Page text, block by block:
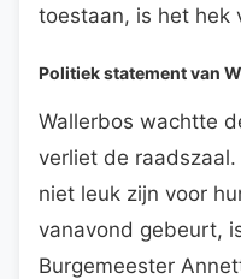
toestaan, is het hek
Politiek statement van
Wallerbos wachtte
verliet de
niet leuk zijn voor
vanavond gebeurt,
Burgemeester